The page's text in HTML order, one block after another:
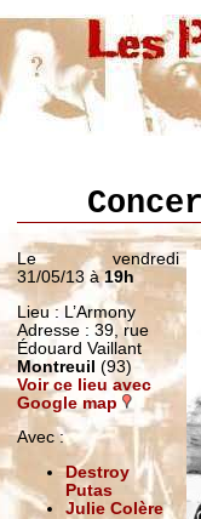
Le vendredi
31/05/13 à19h
Lieu : L’Armony
Adresse : 39, rue
Édouard Vaillant
Montreuil (93)
Voir ce lieu avec
Google map
Avec :
Destroy
Putas
Julie Colère